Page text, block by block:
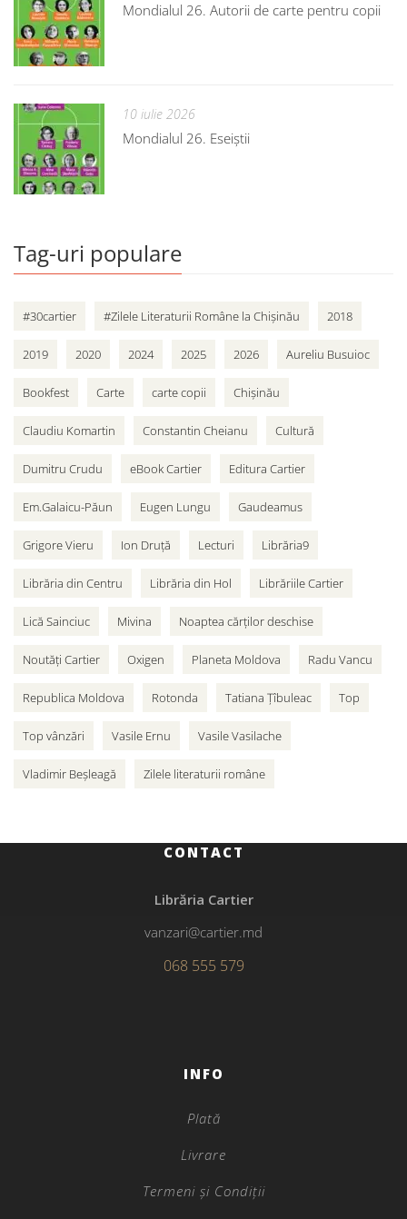
Mondialul 26. Autorii de carte pentru copii
10 iulie 2026
Mondialul 26. Eseiștii
Tag-uri populare
#30cartier #Zilele Literaturii Române la Chișinău 2018
2019 2020 2024 2025 2026 Aureliu Busuioc
Bookfest Carte carte copii Chișinău
Claudiu Komartin Constantin Cheianu Cultură
Dumitru Crudu eBook Cartier Editura Cartier
Em.Galaicu-Păun Eugen Lungu Gaudeamus
Grigore Vieru Ion Druță Lecturi Librăria9
Librăria din Centru Librăria din Hol Librăriile Cartier
Lică Sainciuc Mivina Noaptea cărților deschise
Noutăți Cartier Oxigen Planeta Moldova Radu Vancu
Republica Moldova Rotonda Tatiana Țîbuleac Top
Top vânzări Vasile Ernu Vasile Vasilache
Vladimir Beșleagă Zilele literaturii române
CONTACT
Librăria Cartier
vanzari@cartier.md
068 555 579
INFO
Plată
Livrare
Termeni și Condiții